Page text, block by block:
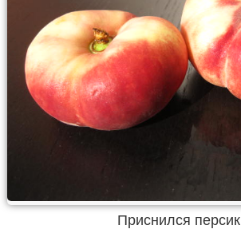
Приснился персик